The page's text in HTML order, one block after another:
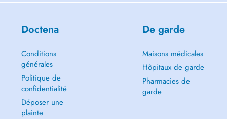
-> Sciatica / Lumbago / Low back pain / Herniated disc / Disc
I also offer home visits in the following areas: Oberfeulen, Mertzig,
Feulen, Ettelbruck, Colmarberg, Heiderscheid, and Eschdorf.
Doctena
Conditions
générales
Politique de
confidentialité
Déposer une
plainte
De garde
Maisons médicales
Hôpitaux de garde
Pharmacies de
garde